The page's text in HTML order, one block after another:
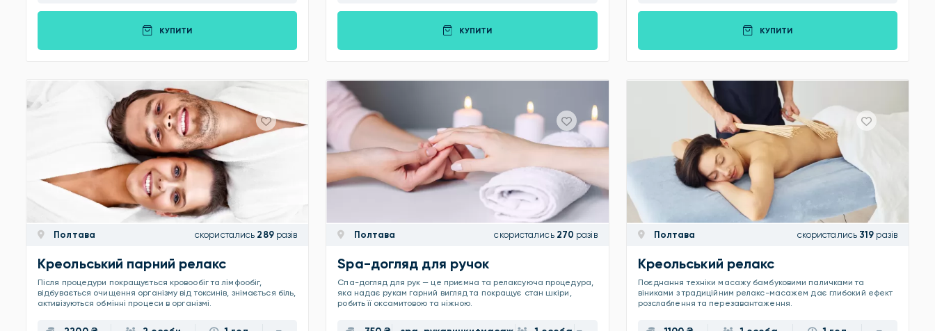
КУПИТИ КУПИТИ КУПИТИ
Полтава скористались 289разів
Креольський парний релакс
Після процедури покращується кровообіг та лімфообіг,
відбувається очищення організму від токсинів, знімається біль,
активізуються обмінні процеси в організмі.
Полтава скористались 270 разів
Spa-догляд для ручок
Спа-догляд для рук — це приємна та релаксуюча процедура,
яка надає рукам гарний вигляд та покращує стан шкіри,
робить її оксамитовою та ніжною.
Полтава скористались 319 разів
Креольський релакс
Поєднання техніки масажу бамбуковими паличками та
віниками з традиційним релакс-масажем дає глибокий ефект
розслаблення та перезавантаження.